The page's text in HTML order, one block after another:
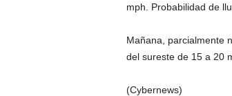
mph. Probabilidad de
Mañana, parcialmente
del sureste de 15 a 20
(Cybernews)